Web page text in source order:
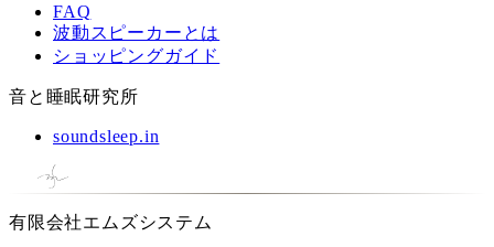
FAQ
波動スピーカーとは
ショッピングガイド
音と睡眠研究所
soundsleep.in
有限会社エムズシステム